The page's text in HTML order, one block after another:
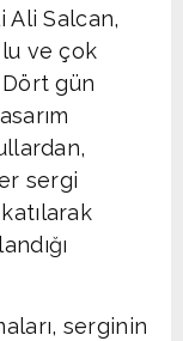
Ali Salcan,
ve çok
Dört gün
sergi
serginin